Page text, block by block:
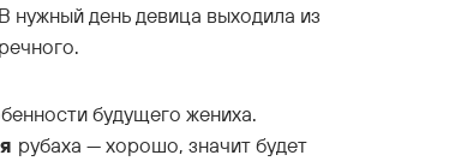
день девица выходила из
будущего жениха.
рубаха — хорошо, значит будет